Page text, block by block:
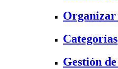
Organizar
Categorías
Gestión